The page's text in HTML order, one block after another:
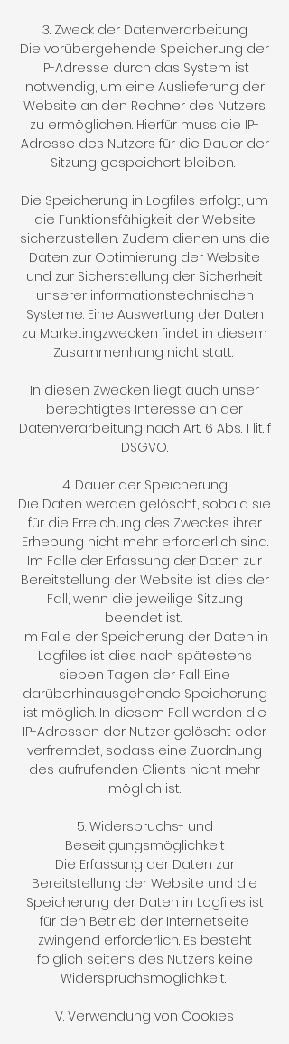
3. Zweck der Datenverarbeitung
Die vorübergehende Speicherung der
IP-Adresse durch das System ist
notwendig, um eine Auslieferung der
Website an den Rechner des Nutzers
zu ermöglichen. Hierfür muss die IP-
Adresse des Nutzers für die Dauer der
Sitzung gespeichert bleiben.
Die Speicherung in Logfiles erfolgt, um
die Funktionsfähigkeit der Website
sicherzustellen. Zudem dienen uns die
Daten zur Optimierung der Website
und zur Sicherstellung der Sicherheit
unserer informationstechnischen
Systeme. Eine Auswertung der Daten
zu Marketingzwecken findet in diesem
Zusammenhang nicht statt.
In diesen Zwecken liegt auch unser
berechtigtes Interesse an der
Datenverarbeitung nach Art. 6 Abs. 1 lit. f
DSGVO.
4. Dauer der Speicherung
Die Daten werden gelöscht, sobald sie
für die Erreichung des Zweckes ihrer
Erhebung nicht mehr erforderlich sind.
Im Falle der Erfassung der Daten zur
Bereitstellung der Website ist dies der
Fall, wenn die jeweilige Sitzung
beendet ist.
Im Falle der Speicherung der Daten in
Logfiles ist dies nach spätestens
sieben Tagen der Fall. Eine
darüberhinausgehende Speicherung
ist möglich. In diesem Fall werden die
IP-Adressen der Nutzer gelöscht oder
verfremdet, sodass eine Zuordnung
des aufrufenden Clients nicht mehr
möglich ist.
5. Widerspruchs- und
Beseitigungsmöglichkeit
Die Erfassung der Daten zur
Bereitstellung der Website und die
Speicherung der Daten in Logfiles ist
für den Betrieb der Internetseite
zwingend erforderlich. Es besteht
folglich seitens des Nutzers keine
Widerspruchsmöglichkeit.
V. Verwendung von Cookies